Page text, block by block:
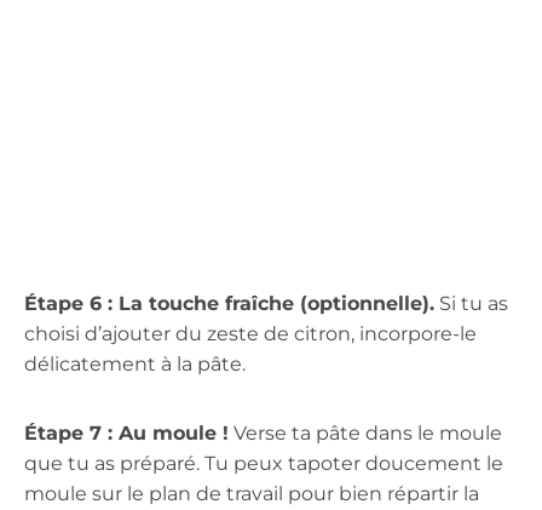
Étape 6 : La touche fraîche (optionnelle). Si tu as
choisi d’ajouter du zeste de citron, incorpore-le
délicatement à la pâte.
Étape 7 : Au moule ! Verse ta pâte dans le moule
que tu as préparé. Tu peux tapoter doucement le
moule sur le plan de travail pour bien répartir la